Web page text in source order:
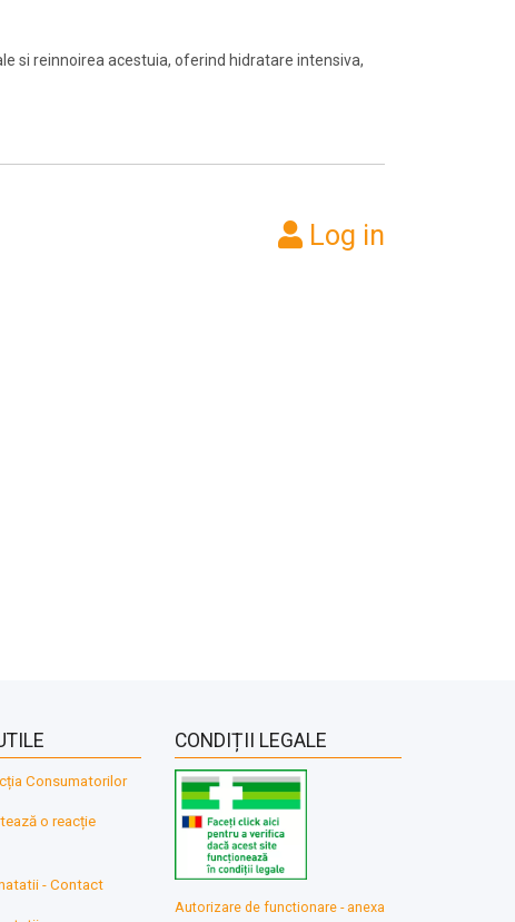
si reinnoirea acestuia, oferind hidratare intensiva,
Log in
Consumatorilor
o reacție
- Contact
CONDIȚII LEGALE
Autorizare de functionare - anexa